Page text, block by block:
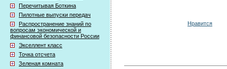
Перечитывая Боткина
Пилотные выпуски передач
Распространение знаний по
вопросам экономической и
финансовой безопасности России
Экселлент класс
Точка отсчета
Зеленая комната
Нравится